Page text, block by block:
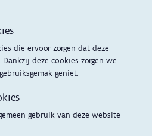
die ervoor zorgen dat deze
deze cookies zorgen we
geniet.
gebruik van deze website
Mijn Opgroeien